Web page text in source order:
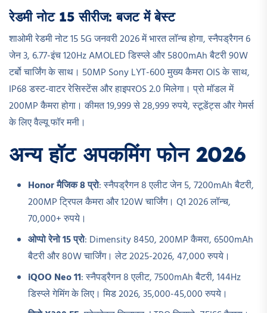
रेडमी नोट 15 सीरीज: बजट में बेस्ट
शाओमी रेडमी नोट 15 5G जनवरी 2026 में भारत लॉन्च होगा, स्नैपड्रैगन 6
जेन 3, 6.77-इंच 120Hz AMOLED डिस्प्ले और 5800mAh बैटरी 90W
टर्बो चार्जिंग के साथ। 50MP Sony LYT-600 मुख्य कैमरा OIS के साथ,
IP68 डस्ट-वाटर रेसिस्टेंस और हाइपरOS 2.0 मिलेगा। प्रो मॉडल में
200MP कैमरा होगा। कीमत 19,999 से 28,999 रुपये, स्टूडेंट्स और गेमर्स
के लिए वैल्यू फॉर मनी।​
अन्य हॉट अपकमिंग फोन 2026
Honor मैजिक 8 प्रो: स्नैपड्रैगन 8 एलीट जेन 5, 7200mAh बैटरी,
200MP ट्रिपल कैमरा और 120W चार्जिंग। Q1 2026 लॉन्च,
70,000+ रुपये।​
ओप्पो रेनो 15 प्रो: Dimensity 8450, 200MP कैमरा, 6500mAh
बैटरी और 80W चार्जिंग। लेट 2025-2026, 47,000 रुपये।​
iQOO Neo 11: स्नैपड्रैगन 8 एलीट, 7500mAh बैटरी, 144Hz
डिस्प्ले गेमिंग के लिए। मिड 2026, 35,000-45,000 रुपये।​